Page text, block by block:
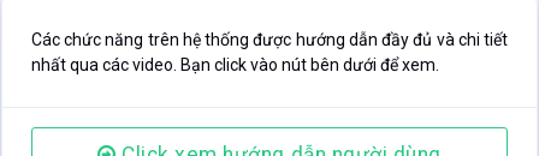
Các chức năng trên hệ thống được hướng dẫn đầy đủ và chi tiết
nhất qua các video. Bạn click vào nút bên dưới để xem.